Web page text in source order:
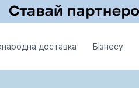
доставка Бізнесу